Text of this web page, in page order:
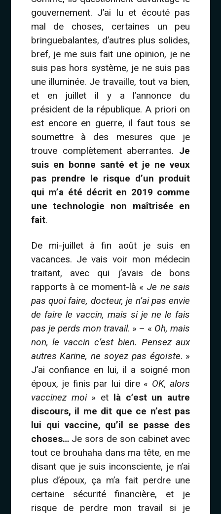
gouvernement. J’ai lu et écouté pas
mal de choses, certaines un peu
bringuebalantes, d’autres plus solides,
bref, je me suis fait une opinion, je ne
suis pas hors système, je ne suis pas
une illuminée. Je travaille, tout va bien,
et en juillet il y a l’annonce du
président de la république. A priori on
est encore en guerre, il faut tous se
soumettre à des mesures que je
trouve complètement aberrantes. Je
suis en bonne santé et je ne veux
pas prendre le risque d’un produit
qui m’a été décrit en 2019 comme
une technologie non maîtrisée en
fait.
De mi-juillet à fin août je suis en
vacances. Je vais voir mon médecin
traitant, avec qui j’avais de bons
rapports à ce moment-là « Je ne sais
pas quoi faire, docteur, je n’ai pas envie
de faire le vaccin, mais si je ne le fais
pas je perds mon travail. » – « Oh, mais
non, le vaccin c’est bien. Pensez aux
autres Karine, ne soyez pas égoïste. »
J’ai confiance en lui, il a soigné mon
époux, je finis par lui dire « OK, alors
vaccinez moi» et là c’est un autre
discours, il me dit que ce n’est pas
lui qui vaccine, qu’il se passe des
choses…Je sors de son cabinet avec
tout ce brouhaha dans ma tête, en me
disant que je suis inconsciente, je n’ai
plus d’époux, ça m’a fait perdre une
certaine sécurité financière, et je
risque de perdre mon travail si je